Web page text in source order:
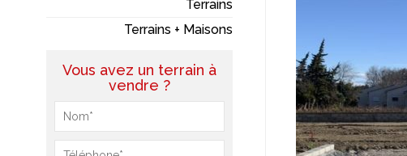
Terrains
Terrains + Maisons
Vous avez un terrain à
vendre ?